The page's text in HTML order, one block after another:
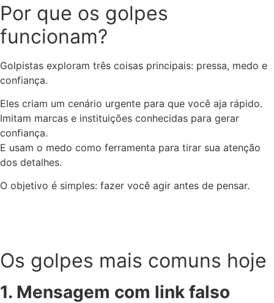
Por que os golpes
funcionam?
Golpistas exploram três coisas principais: pressa, medo e
confiança.
Eles criam um cenário urgente para que você aja rápido.
Imitam marcas e instituições conhecidas para gerar
confiança.
E usam o medo como ferramenta para tirar sua atenção
dos detalhes.
O objetivo é simples: fazer você agir antes de pensar.
Os golpes mais comuns hoje
1. Mensagem com link falso